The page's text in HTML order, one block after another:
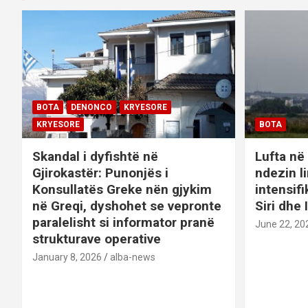
BOTA DENONCO
KRYESORE
KRYESORE
Skandal i dyfishtë në
Gjirokastër: Punonjës i
Konsullatës Greke nën gjykim
në Greqi, dyshohet se vepronte
paralelisht si informator pranë
strukturave operative
January 8, 2026 alba-news
BOTA
Lufta
ndezin
Siri dhe
June 22,